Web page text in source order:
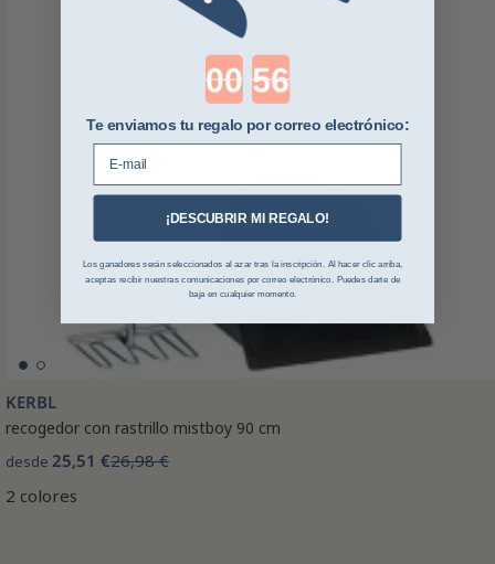
KERBL
recogedor con rastrillo mistboy 90 cm
desde 25,51 €26,98 €
2 colores
Countdown ends in:
Te enviamos tu regalo por correo electrónico:
E-mail
¡DESCUBRIR MI REGALO!
Los ganadores serán seleccionados al azar tras la inscripción. Al hacer clic arriba,
aceptas recibir nuestras comunicaciones por correo electrónico. Puedes darte de
baja en cualquier momento.